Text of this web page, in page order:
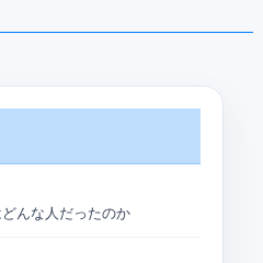
んな人だったのか